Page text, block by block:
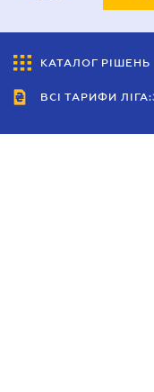
КАТАЛОГ РІШЕНЬ
ВСІ ТАРИФИ